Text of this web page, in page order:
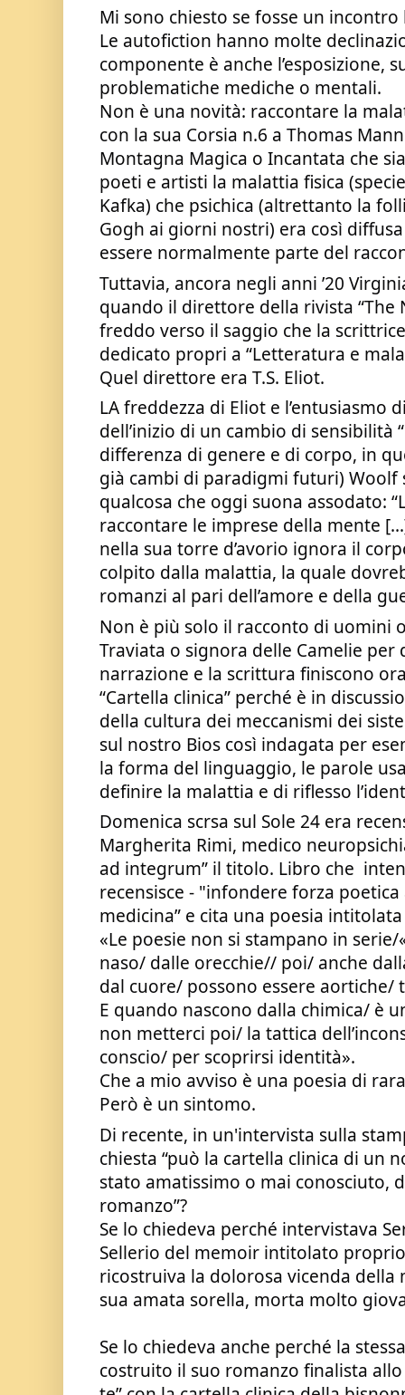
Mi sono chiesto se fosse un
Le autofiction hanno molte
componente è anche l’esposizione,
problematiche mediche o mentali.
Non è una novità: raccontare la
con la sua Corsia n.6 a Thomas
Montagna Magica o Incantata che
poeti e artisti la malattia fisica
Kafka) che psichica (altrettanto la
Gogh ai giorni nostri) era così
essere normalmente parte del
Tuttavia, ancora negli anni ’20
quando il direttore della rivista “The
freddo verso il saggio che la
dedicato propri a “Letteratura e
Quel direttore era T.S. Eliot.
LA freddezza di Eliot e l’entusiasmo
dell’inizio di un cambio di sensibilità
differenza di genere e di corpo, in
già cambi di paradigmi futuri) Woolf
qualcosa che oggi suona assodato:
raccontare le imprese della mente
nella sua torre d’avorio ignora il
colpito dalla malattia, la quale
romanzi al pari dell’amore e della
Non è più solo il racconto di uomini
Traviata o signora delle Camelie per
narrazione e la scrittura finiscono
“Cartella clinica” perché è in
della cultura dei meccanismi dei
sul nostro Bios così indagata per
la forma del linguaggio, le parole
definire la malattia e di riflesso
Domenica scrsa sul Sole 24 era
Margherita Rimi, medico
ad integrum” il titolo. Libro che
recensisce - "infondere forza
medicina” e cita una poesia
«Le poesie non si stampano in serie/
naso/ dalle orecchie// poi/ anche
dal cuore/ possono essere
E quando nascono dalla chimica/ è
non metterci poi/ la tattica
conscio/ per scoprirsi identità».
Che a mio avviso è una poesia di
Però è un sintomo.
Di recente, in un'intervista sulla
chiesta “può la cartella clinica di un
stato amatissimo o mai conosciuto,
romanzo”?
Se lo chiedeva perché intervistava
Sellerio del memoir intitolato proprio
ricostruiva la dolorosa vicenda
sua amata sorella, morta molto
Se lo chiedeva anche perché la
costruito il suo romanzo finalista allo